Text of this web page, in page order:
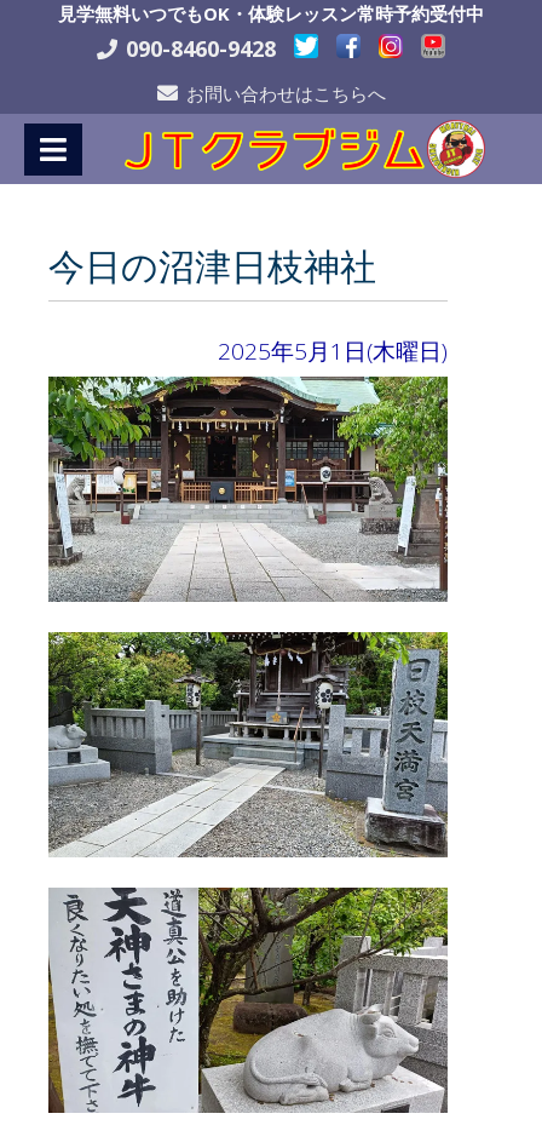
見学無料いつでもOK・体験レッスン常時予約受付中
090-8460-9428
お問い合わせはこちらへ
今日の沼津日枝神社
2025年5月1日(木曜日)